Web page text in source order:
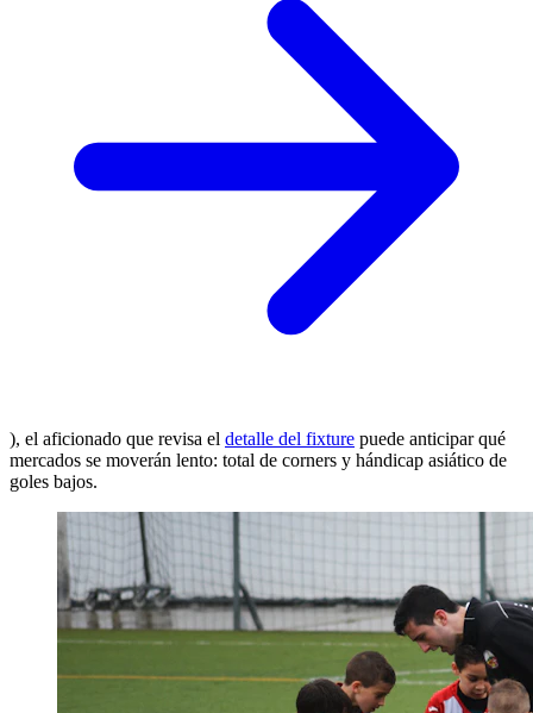
), el aficionado que revisa el detalle del fixture puede anticipar qué
mercados se moverán lento: total de corners y hándicap asiático de
goles bajos.